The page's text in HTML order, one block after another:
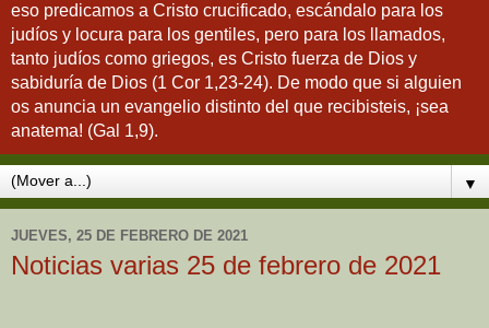
eso predicamos a Cristo crucificado, escándalo para los
judíos y locura para los gentiles, pero para los llamados,
tanto judíos como griegos, es Cristo fuerza de Dios y
sabiduría de Dios (1 Cor 1,23-24). De modo que si alguien
os anuncia un evangelio distinto del que recibisteis, ¡sea
anatema! (Gal 1,9).
▼
JUEVES, 25 DE FEBRERO DE 2021
Noticias varias 25 de febrero de 2021